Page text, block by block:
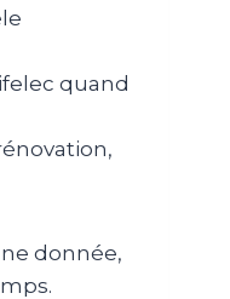
quand
donnée,